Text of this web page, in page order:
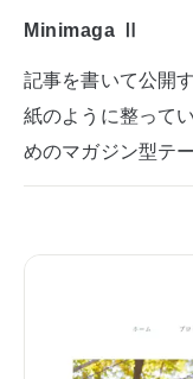
Minimaga Ⅱ
記事を書いて公開
紙のように整って
めのマガジン型テ